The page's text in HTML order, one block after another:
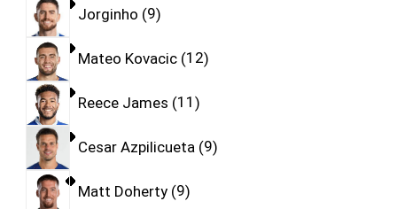
Jorginho 9
Mateo Kovacic 12
Reece James 11
Cesar Azpilicueta 9
Matt Doherty 9